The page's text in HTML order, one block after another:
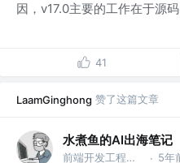
因，v17.0主要的工作在于源
41
LaamGinghong 赞了这篇文章
水煮鱼的AI出海笔记
前端开发工程师 @等待机会 · 5年